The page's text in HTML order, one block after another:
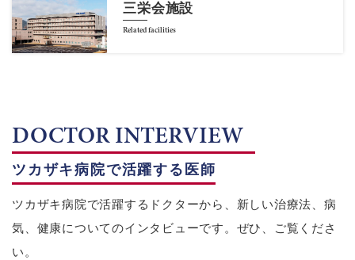
三栄会施設
Related facilities
DOCTOR INTERVIEW
ツカザキ病院で活躍する医師
ツカザキ病院で活躍するドクターから、新しい治療法、病
気、健康についてのインタビューです。ぜひ、ご覧くださ
い。